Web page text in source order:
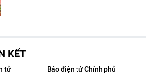
KẾT
tử
Báo điện tử Chính phủ